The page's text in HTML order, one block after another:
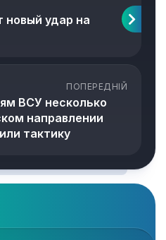
новый удар на
ПОПЕРЕДНІЙ
ВСУ несколько
направлении
тактику